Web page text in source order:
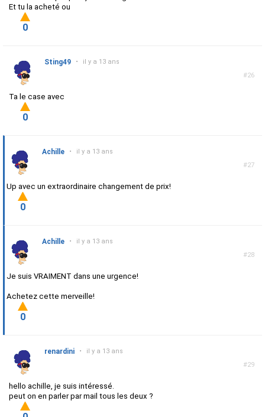
Et tu la acheté ou
0
#26
Sting49 • il y a 13 ans
Ta le case avec
0
#27
Achille • il y a 13 ans
Up avec un extraordinaire changement de prix!
0
#28
Achille • il y a 13 ans
Je suis VRAIMENT dans une urgence!
Achetez cette merveille!
0
#29
renardini • il y a 13 ans
hello achille, je suis intéressé.
peut on en parler par mail tous les deux ?